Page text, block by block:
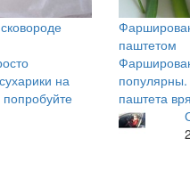
на
паштетом
популярны.
паштета